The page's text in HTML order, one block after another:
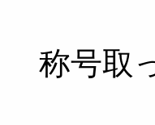
称号取